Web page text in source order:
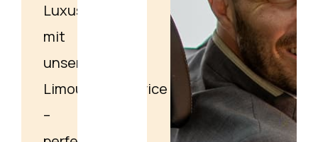
Luxus
mit
unserem
Limousinenservice
–